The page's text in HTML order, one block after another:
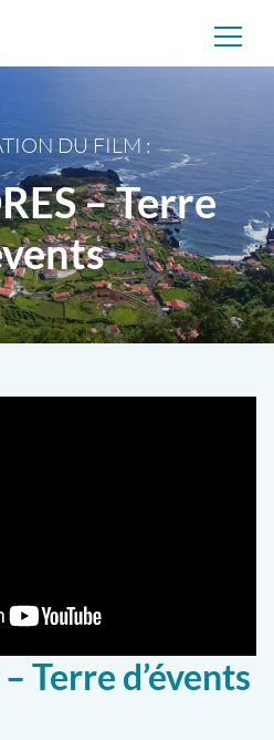
DU FILM :
– Terre
Terre d’évents